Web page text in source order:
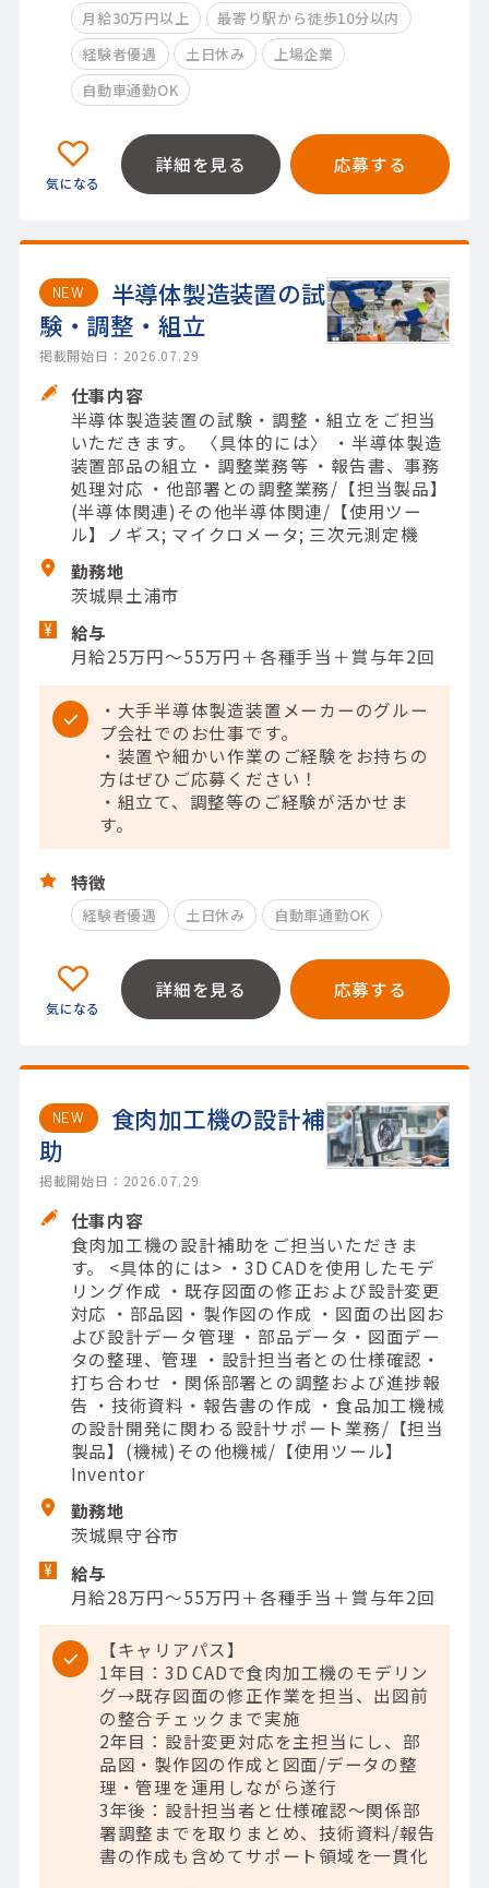
月給30万円以上
最寄り駅から徒歩10分以内
経験者優遇
土日休み
上場企業
自動車通勤OK
詳細を見る 応募する
NEW
半導体製造装置の試
験・調整・組立
掲載開始日：2026.07.29
仕事内容
半導体製造装置の試験・調整・組立をご担当
いただきます。 〈具体的には〉 ・半導体製造
装置部品の組立・調整業務等 ・報告書、事務
処理対応 ・他部署との調整業務/【担当製品】
(半導体関連)その他半導体関連/【使用ツー
ル】ノギス; マイクロメータ; 三次元測定機
勤務地
茨城県土浦市
給与
月給25万円～55万円＋各種手当＋賞与年2回
・大手半導体製造装置メーカーのグルー
プ会社でのお仕事です。
・装置や細かい作業のご経験をお持ちの
方はぜひご応募ください！
・組立て、調整等のご経験が活かせま
す。
特徴
経験者優遇 土日休み 自動車通勤OK
詳細を見る 応募する
NEW
食肉加工機の設計補
助
掲載開始日：2026.07.29
仕事内容
食肉加工機の設計補助をご担当いただきま
す。 <具体的には> ・3D CADを使用したモデ
リング作成 ・既存図面の修正および設計変更
対応 ・部品図・製作図の作成 ・図面の出図お
よび設計データ管理 ・部品データ・図面デー
タの整理、管理 ・設計担当者との仕様確認・
打ち合わせ ・関係部署との調整および進捗報
告 ・技術資料・報告書の作成 ・食品加工機械
の設計開発に関わる設計サポート業務/【担当
製品】(機械)その他機械/【使用ツール】
Inventor
勤務地
茨城県守谷市
給与
月給28万円～55万円＋各種手当＋賞与年2回
【キャリアパス】
1年目：3D CADで食肉加工機のモデリン
グ→既存図面の修正作業を担当、出図前
の整合チェックまで実施
2年目：設計変更対応を主担当にし、部
品図・製作図の作成と図面/データの整
理・管理を運用しながら遂行
3年後：設計担当者と仕様確認～関係部
署調整までを取りまとめ、技術資料/報告
書の作成も含めてサポート領域を一貫化